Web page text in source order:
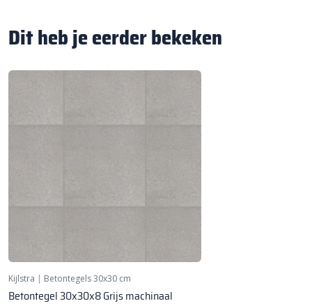
Dit heb je eerder bekeken
Kijlstra | Betontegels 30x30 cm
Betontegel 30x30x8 Grijs machinaal